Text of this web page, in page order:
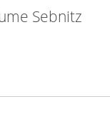
Sebnitz